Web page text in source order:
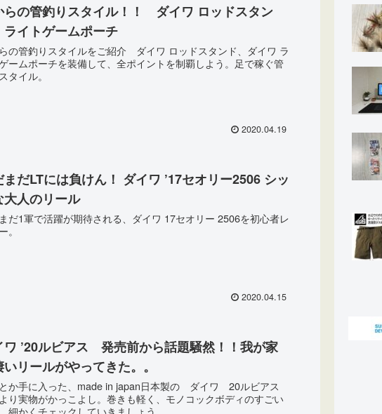
らの管釣りスタイル！！ ダイワ ロッドスタン
ライトゲームポーチ
の管釣りスタイルをご紹介 ダイワ ロッドスタンド、ダイワ ラ
ームポーチを装備して、全ポイントを制覇しよう。足で稼ぐ管
タイル。
2020.04.19
まだLTには負けん！ ダイワ ’17セオリー2506 シッ
大人のリール
だ1軍で活躍が期待される、ダイワ 17セオリー 2506を初心者レ
。
2020.04.15
ワ ’20ルビアス 発売前から話題騒然！！我が家
リールがやってきた。。
か手に入った、made in japan日本製の ダイワ 20ルビアス
り実物がかっこよし。巻きも軽く、モノコックボディのすごい
細かくチェックしていきましょう。